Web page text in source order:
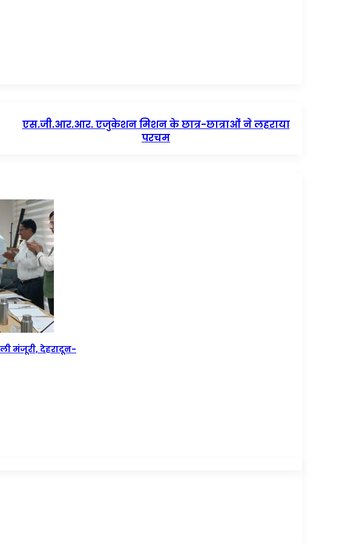
एस.जी.आर.आर. एजुकेशन मिशन के छात्र-छात्राओं ने लहराया
परचम
मंजूरी, देहरादून-